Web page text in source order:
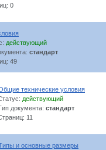
0
действующий
стандарт
49
технические условия
действующий
документа: стандарт
11
и основные размеры